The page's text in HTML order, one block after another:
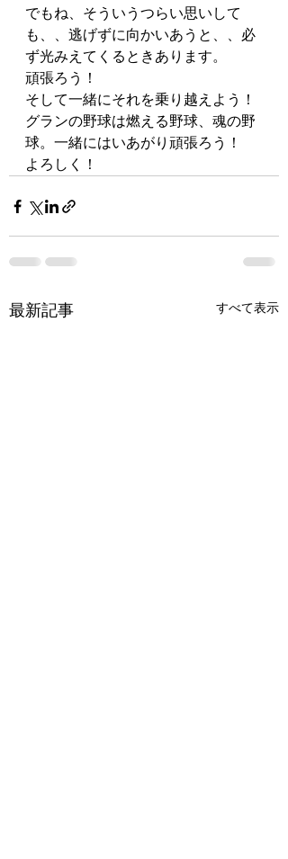
でもね、そういうつらい思いして
も、、逃げずに向かいあうと、、必
ず光みえてくるときあります。
頑張ろう！
そして一緒にそれを乗り越えよう！
グランの野球は燃える野球、魂の野
球。一緒にはいあがり頑張ろう！
よろしく！
最新記事 すべて表示